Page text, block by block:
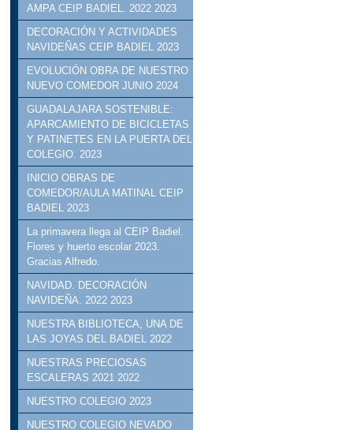
AMPA CEIP BADIEL. 2022 2023
DECORACIÓN Y ACTIVIDADES
NAVIDEÑAS CEIP BADIEL 2023
EVOLUCIÓN OBRA DE NUESTRO
NUEVO COMEDOR JUNIO 2024
GUADALAJARA SOSTENIBLE:
APARCAMIENTO DE BICICLETAS
Y PATINETES EN LA PUERTA DEL
COLEGIO. 2023
INICIO OBRAS DE
COMEDOR/AULA MATINAL CEIP
BADIEL 2023
La primavera llega al CEIP Badiel.
Flores y huerto escolar 2023.
Gracias Alfredo.
NAVIDAD. DECORACIÓN
NAVIDEÑA. 2022 2023
NUESTRA BIBLIOTECA, UNA DE
LAS JOYAS DEL BADIEL 2022
NUESTRAS PRECIOSAS
ESCALERAS 2021 2022
NUESTRO COLEGIO 2023
NUESTRO COLEGIO NEVADO